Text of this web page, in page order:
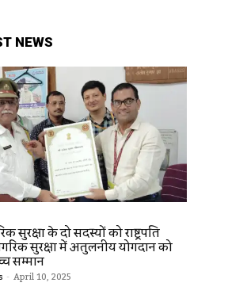
NEWS
सुरक्षा के दो सदस्यों को राष्ट्रपति
सुरक्षा में अतुलनीय योगदान को
सम्मान
- April 10, 2025